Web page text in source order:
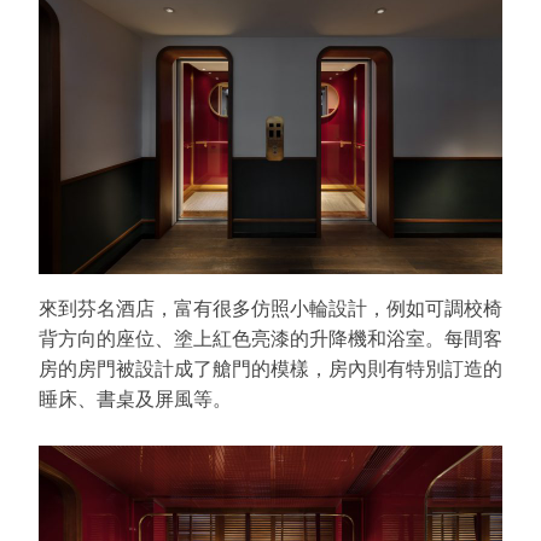
來到芬名酒店，富有很多仿照小輪設計，例如可調校椅
背方向的座位、塗上紅色亮漆的升降機和浴室。每間客
房的房門被設計成了艙門的模樣，房內則有特別訂造的
睡床、書桌及屏風等。